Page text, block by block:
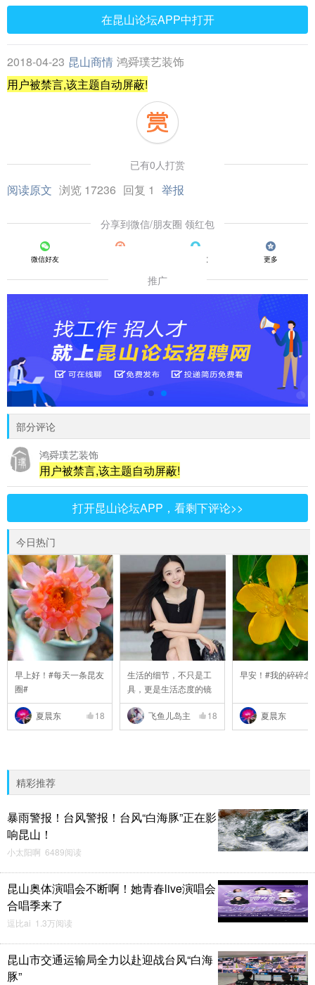
在昆山论坛APP中打开
2018-04-23 昆山商情 鸿舜璞艺装饰
用户被禁言,该主题自动屏蔽!
已有0人打赏
阅读原文 浏览 17236 回复 1 举报
分享到微信/朋友圈 领红包
微信好友 QQ好友 更多
推广
部分评论
鸿舜璞艺装饰
用户被禁言,该主题自动屏蔽!
打开昆山论坛APP，看剩下评论>>
今日热门
早上好！#每天一条昆友
圈#
夏晨东 18
生活的细节，不只是工
具，更是生活态度的镜
..
飞鱼儿岛主
18
早安！#我的碎碎念
夏晨东
精彩推荐
暴雨警报！台风警报！台风“白海豚”正在影
响昆山！
小太阳啊 6489阅读
昆山奥体演唱会不断啊！她青春live演唱会
合唱季来了
逗比ai 1.3万阅读
昆山市交通运输局全力以赴迎战台风“白海
豚”